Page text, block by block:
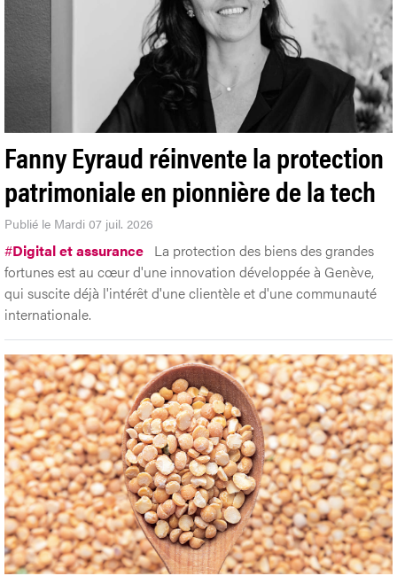
Fanny Eyraud réinvente la protection
patrimoniale en pionnière de la tech
Publié le Mardi 07 juil. 2026
#Digital et assurance La protection des biens des grandes
fortunes est au cœur d'une innovation développée à Genève,
qui suscite déjà l'intérêt d'une clientèle et d'une communauté
internationale.